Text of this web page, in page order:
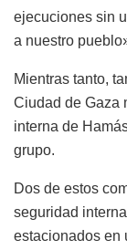
ejecuciones sin
a nuestro
Mientras tanto,
Ciudad de Gaza
interna de
grupo.
Dos de estos
seguridad
estacionados en